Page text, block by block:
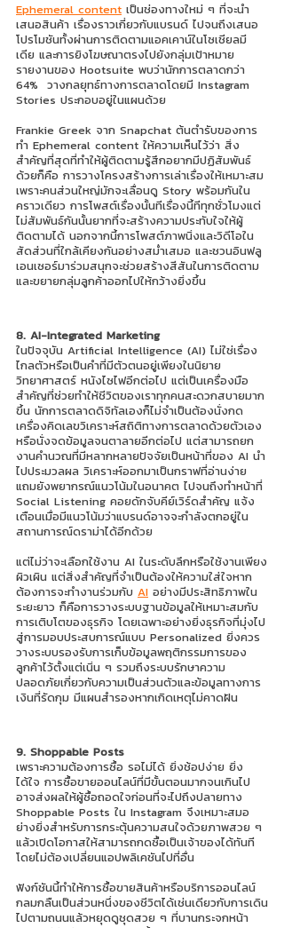
Ephemeral content เป็นช่องทางใหม่ ๆ ที่จะนำ
เสนอสินค้า เรื่องราวเกี่ยวกับแบรนด์ ไปจนถึงเสนอ
โปรโมชันทั้งผ่านการติดตามแอคเคาน์ในโซเชียลมี
เดีย และการยิงโฆษณาตรงไปยังกลุ่มเป้าหมาย
รายงานของ Hootsuite พบว่านักการตลาดกว่า
64%  วางกลยุทธ์ทางการตลาดโดยมี Instagram
Stories ประกอบอยู่ในแผนด้วย
Frankie Greek จาก Snapchat ต้นตำรับของการ
ทำ Ephemeral content ให้ความเห็นไว้ว่า สิ่ง
สำคัญที่สุดที่ทำให้ผู้ติดตามรู้สึกอยากมีปฏิสัมพันธ์
ด้วยก็คือ การวางโครงสร้างการเล่าเรื่องให้เหมาะสม
เพราะคนส่วนใหญ่มักจะเลื่อนดู Story พร้อมกันใน
คราวเดียว การโพสต์เรื่องนั้นทีเรื่องนี้ทีทุกชั่วโมงแต่
ไม่สัมพันธ์กันนั้นยากที่จะสร้างความประทับใจให้ผู้
ติดตามได้ นอกจากนี้การโพสต์ภาพนิ่งและวิดีโอใน
สัดส่วนที่ใกล้เคียงกันอย่างสม่ำเสมอ และชวนอินฟลู
เอนเซอร์มาร่วมสนุกจะช่วยสร้างสีสันในการติดตาม
และขยายกลุ่มลูกค้าออกไปให้กว้างยิ่งขึ้น
8. AI-Integrated Marketing
ในปัจจุบัน Artificial Intelligence (AI) ไม่ใช่เรื่อง
ไกลตัวหรือเป็นคำที่มีตัวตนอยู่เพียงในนิยาย
วิทยาศาสตร์ หนังไซไฟอีกต่อไป แต่เป็นเครื่องมือ
สำคัญที่ช่วยทำให้ชีวิตของเราทุกคนสะดวกสบายมาก
ขึ้น นักการตลาดดิจิทัลเองก็ไม่จำเป็นต้องนั่งกด
เครื่องคิดเลขวิเคราะห์สถิติทางการตลาดด้วยตัวเอง
หรือนั่งจดข้อมูลจนตาลายอีกต่อไป แต่สามารถยก
งานคำนวณที่มีหลากหลายปัจจัยเป็นหน้าที่ของ AI นำ
ไปประมวลผล วิเคราะห์ออกมาเป็นกราฟที่อ่านง่าย
แถมยังพยากรณ์แนวโน้มในอนาคต ไปจนถึงทำหน้าที่
Social Listening คอยดักจับคีย์เวิร์ดสำคัญ แจ้ง
เตือนเมื่อมีแนวโน้มว่าแบรนด์อาจจะกำลังตกอยู่ใน
สถานการณ์ดราม่าได้อีกด้วย
แต่ไม่ว่าจะเลือกใช้งาน AI ในระดับลึกหรือใช้งานเพียง
ผิวเผิน แต่สิ่งสำคัญที่จำเป็นต้องให้ความใส่ใจหาก
ต้องการจะทำงานร่วมกับ AI อย่างมีประสิทธิภาพใน
ระยะยาว ก็คือการวางระบบฐานข้อมูลให้เหมาะสมกับ
การเติบโตของธุรกิจ โดยเฉพาะอย่างยิ่งธุรกิจที่มุ่งไป
สู่การมอบประสบการณ์แบบ Personalized ยิ่งควร
วางระบบรองรับการเก็บข้อมูลพฤติกรรมการของ
ลูกค้าไว้ตั้งแต่เนิ่น ๆ รวมถึงระบบรักษาความ
ปลอดภัยเกี่ยวกับความเป็นส่วนตัวและข้อมูลทางการ
เงินที่รัดกุม มีแผนสำรองหากเกิดเหตุไม่คาดฝัน
9. Shoppable Posts
เพราะความต้องการซื้อ รอไม่ได้ ยิ่งช้อปง่าย ยิ่ง
ได้ใจ การซื้อขายออนไลน์ที่มีขั้นตอนมากจนเกินไป
อาจส่งผลให้ผู้ซื้อถอดใจก่อนที่จะไปถึงปลายทาง
Shoppable Posts ใน Instagram จึงเหมาะสมอ
ย่างยิ่งสำหรับการกระตุ้นความสนใจด้วยภาพสวย ๆ
แล้วเปิดโอกาสให้สามารถกดซื้อเป็นเจ้าของได้ทันที
โดยไม่ต้องเปลี่ยนแอปพลิเคชันไปที่อื่น
ฟังก์ชันนี้ทำให้การซื้อขายสินค้าหรือบริการออนไลน์
กลมกลืนเป็นส่วนหนึ่งของชีวิตได้เช่นเดียวกับการเดิน
ไปตามถนนแล้วหยุดดูชุดสวย ๆ ที่บานกระจกหน้า